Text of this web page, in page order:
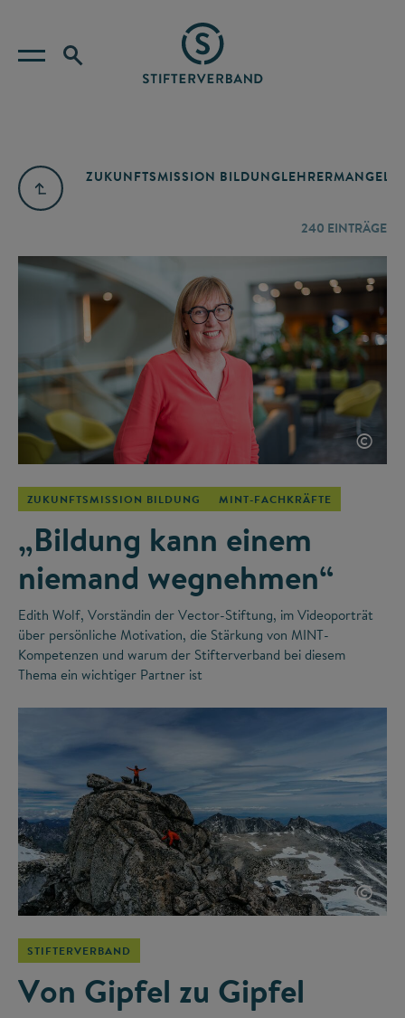
ZUKUNFTSMISSION BILDUNGLEHRERMANGEL
240 EINTRÄGE
©
ZUKUNFTSMISSION BILDUNG MINT-FACHKRÄFTE
„Bildung kann einem
niemand wegnehmen“
Edith Wolf, Vorständin der Vector-Stiftung, im Videoporträt
über persönliche Motivation, die Stärkung von MINT-
Kompetenzen und warum der Stifterverband bei diesem
Thema ein wichtiger Partner ist
©
STIFTERVERBAND
Von Gipfel zu Gipfel